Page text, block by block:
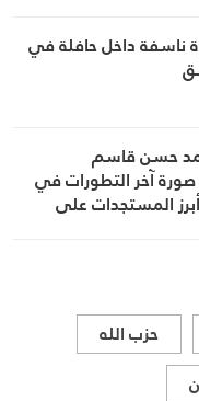
ناسفة داخل حافلة في
حسن قاسم
آخر التطورات في
المستجدات على
والإقليمي
حزب الله